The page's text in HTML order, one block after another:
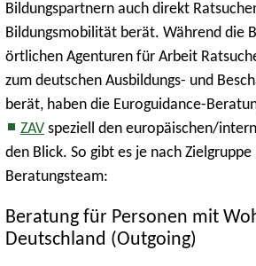
Bildungspartnern auch direkt
Bildungsmobilität berät. Während die
örtlichen Agenturen für Arbeit
zum deutschen Ausbildungs- und
berät, haben die Euroguidance-
ZAV speziell den europäischen/
den Blick. So gibt es je nach
Beratungsteam:
Beratung für Personen mit
Deutschland (Outgoing)